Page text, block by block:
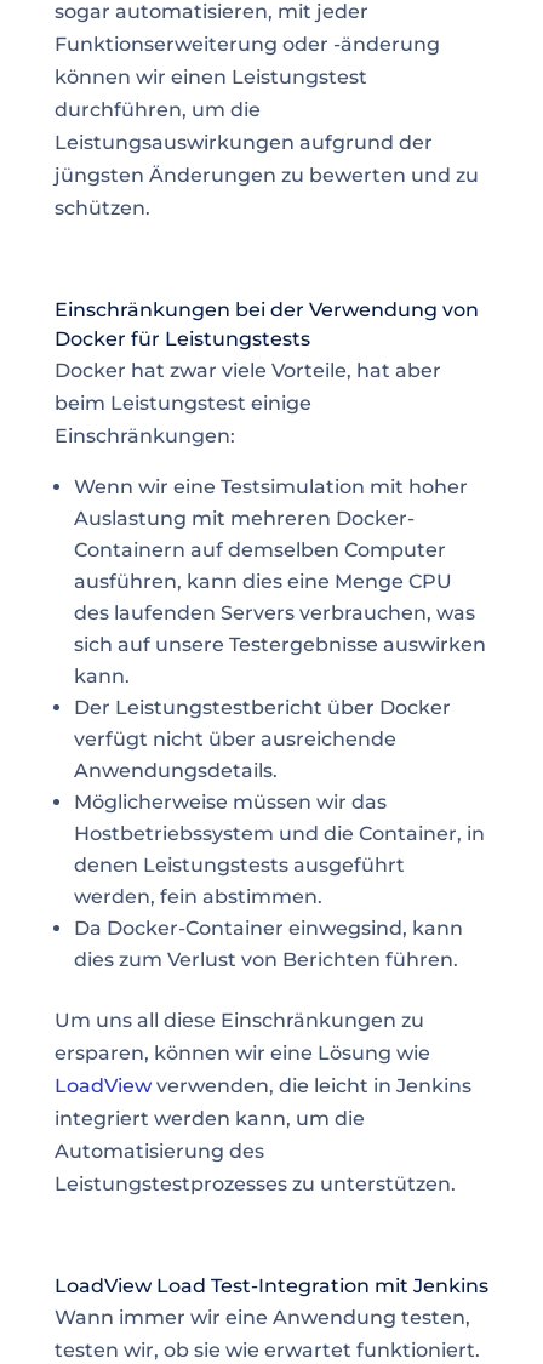
sogar automatisieren, mit jeder
Funktionserweiterung oder -änderung
können wir einen Leistungstest
durchführen, um die
Leistungsauswirkungen aufgrund der
jüngsten Änderungen zu bewerten und zu
schützen.
Einschränkungen bei der Verwendung von
Docker für Leistungstests
Docker hat zwar viele Vorteile, hat aber
beim Leistungstest einige
Einschränkungen:
Wenn wir eine Testsimulation mit hoher
Auslastung mit mehreren Docker-
Containern auf demselben Computer
ausführen, kann dies eine Menge CPU
des laufenden Servers verbrauchen, was
sich auf unsere Testergebnisse auswirken
kann.
Der Leistungstestbericht über Docker
verfügt nicht über ausreichende
Anwendungsdetails.
Möglicherweise müssen wir das
Hostbetriebssystem und die Container, in
denen Leistungstests ausgeführt
werden, fein abstimmen.
Da Docker-Container einwegsind, kann
dies zum Verlust von Berichten führen.
Um uns all diese Einschränkungen zu
ersparen, können wir eine Lösung wie
LoadViewverwenden, die leicht in Jenkins
integriert werden kann, um die
Automatisierung des
Leistungstestprozesseszu unterstützen.
LoadView Load Test-Integration mit Jenkins
Wann immer wir eine Anwendung testen,
testen wir, ob sie wie erwartet funktioniert.